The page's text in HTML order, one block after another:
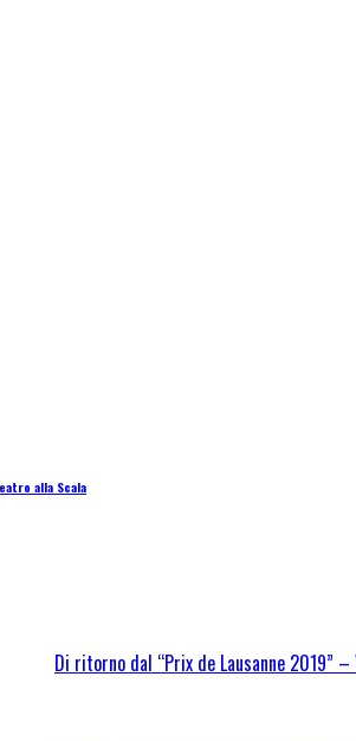
alla Scala
Di ritorno dal “Prix de Lausanne 2019”